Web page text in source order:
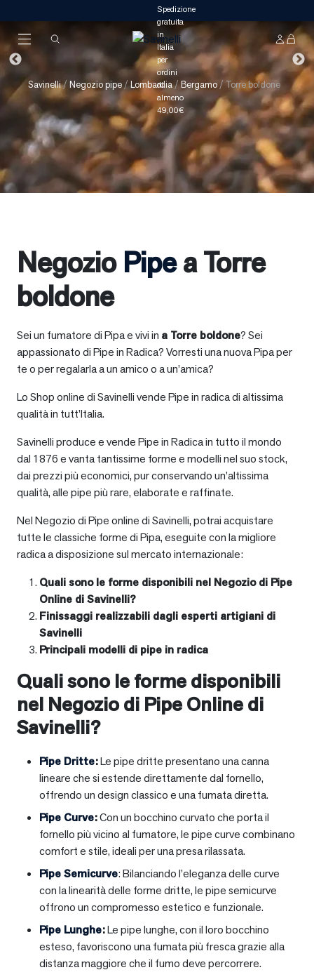
Savinelli/ Negozio pipe/Lombardia/Bergamo /Torre boldone
Negozio Pipea Torre
boldone
Sei un fumatore di Pipa e vivi in a Torre boldone? Sei
appassionato di Pipe in Radica? Vorresti una nuova Pipa per
te o per regalarla a un amico o a un’amica?
Lo Shop online di Savinelli vende Pipe in radica di altissima
qualità in tutt’Italia.
Savinelli produce e vende Pipe in Radica in tutto il mondo
dal 1876 e vanta tantissime forme e modelli nel suo stock,
dai prezzi più economici, pur conservando un’altissima
qualità, alle pipe più rare, elaborate e raffinate.
Nel Negozio di Pipe online di Savinelli, potrai acquistare
tutte le classiche forme di Pipa, eseguite con la migliore
radica a disposizione sul mercato internazionale:
Quali sono le forme disponibili nel Negozio di Pipe
Online di Savinelli?
Finissaggi realizzabili dagli esperti artigiani di
Savinelli
Principali modelli di pipe in radica
Quali sono le forme disponibili
nel Negozio di Pipe Online di
Savinelli?
Pipe Dritte:Le pipe dritte presentano una canna
lineare che si estende direttamente dal fornello,
offrendo un design classico e una fumata diretta.
Pipe Curve:Con un bocchino curvato che porta il
fornello più vicino al fumatore, le pipe curve combinano
comfort e stile, ideali per una presa rilassata.
Pipe Semicurve: Bilanciando l’eleganza delle curve
con la linearità delle forme dritte, le pipe semicurve
offrono un compromesso estetico e funzionale.
Pipe Lunghe:Le pipe lunghe, con il loro bocchino
esteso, favoriscono una fumata più fresca grazie alla
distanza maggiore che il fumo deve percorrere.